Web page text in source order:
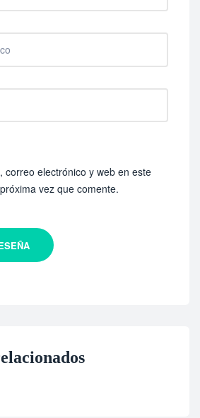
correo electrónico y web en este
vez que comente.